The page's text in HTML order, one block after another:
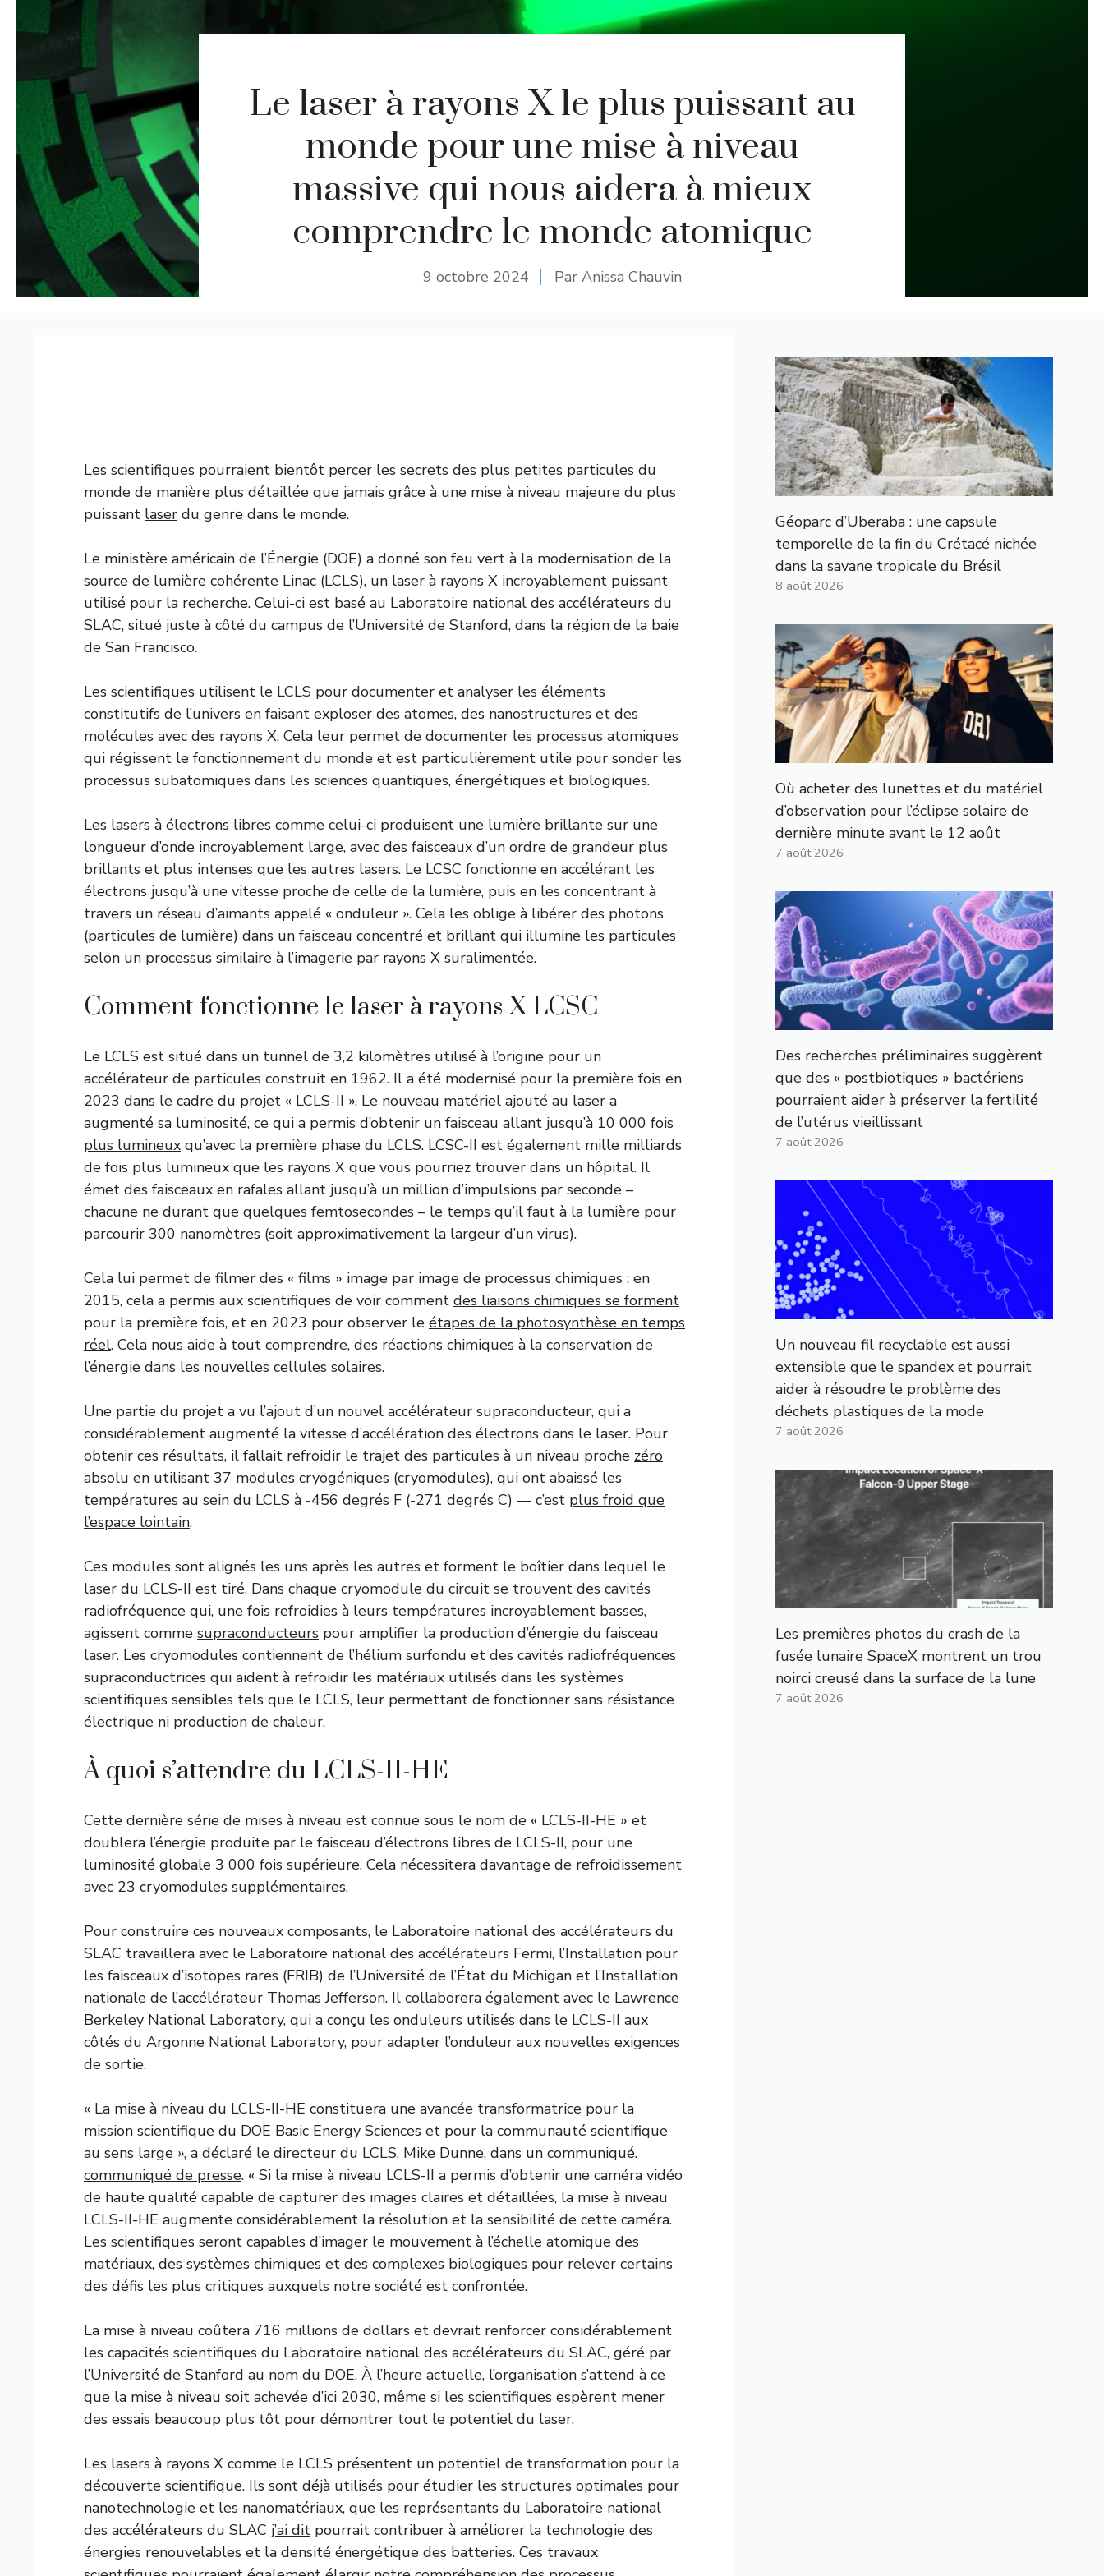
Le laser à rayons X le plus puissant au
monde pour une mise à niveau
massive qui nous aidera à mieux
comprendre le monde atomique
9 octobre 2024 Par Anissa Chauvin
Les scientifiques pourraient bientôt percer les secrets des plus petites particules du
monde de manière plus détaillée que jamais grâce à une mise à niveau majeure du plus
puissant laser du genre dans le monde.
Le ministère américain de l’Énergie (DOE) a donné son feu vert à la modernisation de la
source de lumière cohérente Linac (LCLS), un laser à rayons X incroyablement puissant
utilisé pour la recherche. Celui-ci est basé au Laboratoire national des accélérateurs du
SLAC, situé juste à côté du campus de l’Université de Stanford, dans la région de la baie
de San Francisco.
Les scientifiques utilisent le LCLS pour documenter et analyser les éléments
constitutifs de l’univers en faisant exploser des atomes, des nanostructures et des
molécules avec des rayons X. Cela leur permet de documenter les processus atomiques
qui régissent le fonctionnement du monde et est particulièrement utile pour sonder les
processus subatomiques dans les sciences quantiques, énergétiques et biologiques.
Les lasers à électrons libres comme celui-ci produisent une lumière brillante sur une
longueur d’onde incroyablement large, avec des faisceaux d’un ordre de grandeur plus
brillants et plus intenses que les autres lasers. Le LCSC fonctionne en accélérant les
électrons jusqu’à une vitesse proche de celle de la lumière, puis en les concentrant à
travers un réseau d’aimants appelé « onduleur ». Cela les oblige à libérer des photons
(particules de lumière) dans un faisceau concentré et brillant qui illumine les particules
selon un processus similaire à l’imagerie par rayons X suralimentée.
Comment fonctionne le laser à rayons X LCSC
Le LCLS est situé dans un tunnel de 3,2 kilomètres utilisé à l’origine pour un
accélérateur de particules construit en 1962. Il a été modernisé pour la première fois en
2023 dans le cadre du projet « LCLS-II ». Le nouveau matériel ajouté au laser a
augmenté sa luminosité, ce qui a permis d’obtenir un faisceau allant jusqu’à 10 000 fois
plus lumineux qu’avec la première phase du LCLS. LCSC-II est également mille milliards
de fois plus lumineux que les rayons X que vous pourriez trouver dans un hôpital. Il
émet des faisceaux en rafales allant jusqu’à un million d’impulsions par seconde –
chacune ne durant que quelques femtosecondes – le temps qu’il faut à la lumière pour
parcourir 300 nanomètres (soit approximativement la largeur d’un virus).
Cela lui permet de filmer des « films » image par image de processus chimiques : en
2015, cela a permis aux scientifiques de voir comment des liaisons chimiques se forment
pour la première fois, et en 2023 pour observer le étapes de la photosynthèse en temps
réel. Cela nous aide à tout comprendre, des réactions chimiques à la conservation de
l’énergie dans les nouvelles cellules solaires.
Une partie du projet a vu l’ajout d’un nouvel accélérateur supraconducteur, qui a
considérablement augmenté la vitesse d’accélération des électrons dans le laser. Pour
obtenir ces résultats, il fallait refroidir le trajet des particules à un niveau proche zéro
absolu en utilisant 37 modules cryogéniques (cryomodules), qui ont abaissé les
températures au sein du LCLS à -456 degrés F (-271 degrés C) — c’est plus froid que
l’espace lointain.
Ces modules sont alignés les uns après les autres et forment le boîtier dans lequel le
laser du LCLS-II est tiré. Dans chaque cryomodule du circuit se trouvent des cavités
radiofréquence qui, une fois refroidies à leurs températures incroyablement basses,
agissent comme supraconducteurs pour amplifier la production d’énergie du faisceau
laser. Les cryomodules contiennent de l’hélium surfondu et des cavités radiofréquences
supraconductrices qui aident à refroidir les matériaux utilisés dans les systèmes
scientifiques sensibles tels que le LCLS, leur permettant de fonctionner sans résistance
électrique ni production de chaleur.
À quoi s’attendre du LCLS-II-HE
Cette dernière série de mises à niveau est connue sous le nom de « LCLS-II-HE » et
doublera l’énergie produite par le faisceau d’électrons libres de LCLS-II, pour une
luminosité globale 3 000 fois supérieure. Cela nécessitera davantage de refroidissement
avec 23 cryomodules supplémentaires.
Pour construire ces nouveaux composants, le Laboratoire national des accélérateurs du
SLAC travaillera avec le Laboratoire national des accélérateurs Fermi, l’Installation pour
les faisceaux d’isotopes rares (FRIB) de l’Université de l’État du Michigan et l’Installation
nationale de l’accélérateur Thomas Jefferson. Il collaborera également avec le Lawrence
Berkeley National Laboratory, qui a conçu les onduleurs utilisés dans le LCLS-II aux
côtés du Argonne National Laboratory, pour adapter l’onduleur aux nouvelles exigences
de sortie.
« La mise à niveau du LCLS-II-HE constituera une avancée transformatrice pour la
mission scientifique du DOE Basic Energy Sciences et pour la communauté scientifique
au sens large », a déclaré le directeur du LCLS, Mike Dunne, dans un communiqué.
communiqué de presse. « Si la mise à niveau LCLS-II a permis d’obtenir une caméra vidéo
de haute qualité capable de capturer des images claires et détaillées, la mise à niveau
LCLS-II-HE augmente considérablement la résolution et la sensibilité de cette caméra.
Les scientifiques seront capables d’imager le mouvement à l’échelle atomique des
matériaux, des systèmes chimiques et des complexes biologiques pour relever certains
des défis les plus critiques auxquels notre société est confrontée.
La mise à niveau coûtera 716 millions de dollars et devrait renforcer considérablement
les capacités scientifiques du Laboratoire national des accélérateurs du SLAC, géré par
l’Université de Stanford au nom du DOE. À l’heure actuelle, l’organisation s’attend à ce
que la mise à niveau soit achevée d’ici 2030, même si les scientifiques espèrent mener
des essais beaucoup plus tôt pour démontrer tout le potentiel du laser.
Les lasers à rayons X comme le LCLS présentent un potentiel de transformation pour la
découverte scientifique. Ils sont déjà utilisés pour étudier les structures optimales pour
nanotechnologie et les nanomatériaux, que les représentants du Laboratoire national
des accélérateurs du SLAC j’ai dit pourrait contribuer à améliorer la technologie des
énergies renouvelables et la densité énergétique des batteries. Ces travaux
Géoparc d’Uberaba : une capsule
temporelle de la fin du Crétacé nichée
dans la savane tropicale du Brésil
8 août 2026
Où acheter des lunettes et du matériel
d’observation pour l’éclipse solaire de
dernière minute avant le 12 août
7 août 2026
Des recherches préliminaires suggèrent
que des « postbiotiques » bactériens
pourraient aider à préserver la fertilité
de l’utérus vieillissant
7 août 2026
Un nouveau fil recyclable est aussi
extensible que le spandex et pourrait
aider à résoudre le problème des
déchets plastiques de la mode
7 août 2026
Les premières photos du crash de la
fusée lunaire SpaceX montrent un trou
noirci creusé dans la surface de la lune
7 août 2026